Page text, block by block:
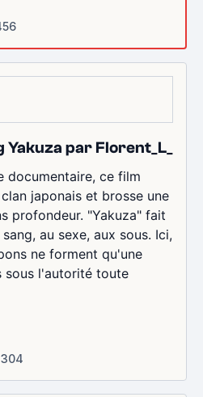
par Florent_L_
documentaire, ce film
japonais et brosse une
profondeur. "Yakuza" fait
au sexe, aux sous. Ici,
ne forment qu'une
sous l'autorité toute
304